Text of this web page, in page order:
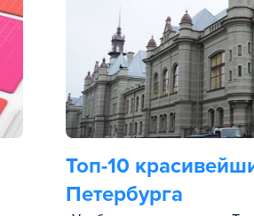
Топ-10
Петербурга